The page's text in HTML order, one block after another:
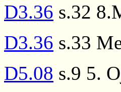
D3.36 s.32
D3.36 s.33
D5.08 s.9 5.